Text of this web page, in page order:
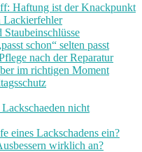
Haftung ist der Knackpunkt
Lackierfehler
schon“ selten passt
nach der Reparatur
im richtigen Moment
nicht
eines Lackschadens ein?
wirklich an?